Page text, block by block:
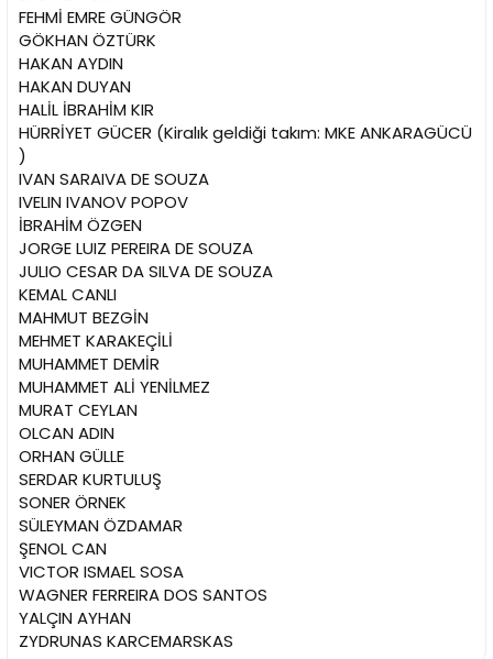
FEHMİ EMRE GÜNGÖR
GÖKHAN ÖZTÜRK
HAKAN AYDIN
HAKAN DUYAN
HALİL İBRAHİM KIR
HÜRRİYET GÜCER (Kiralık geldiği takım: MKE ANKARAGÜCÜ
)
IVAN SARAIVA DE SOUZA
IVELIN IVANOV POPOV
İBRAHİM ÖZGEN
JORGE LUIZ PEREIRA DE SOUZA
JULIO CESAR DA SILVA DE SOUZA
KEMAL CANLI
MAHMUT BEZGİN
MEHMET KARAKEÇİLİ
MUHAMMET DEMİR
MUHAMMET ALİ YENİLMEZ
MURAT CEYLAN
OLCAN ADIN
ORHAN GÜLLE
SERDAR KURTULUŞ
SONER ÖRNEK
SÜLEYMAN ÖZDAMAR
ŞENOL CAN
VICTOR ISMAEL SOSA
WAGNER FERREIRA DOS SANTOS
YALÇIN AYHAN
ZYDRUNAS KARCEMARSKAS